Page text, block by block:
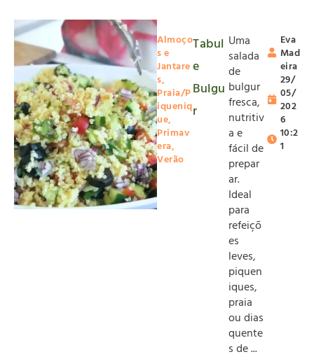
Almoço
s e
Jantare
s,
Praia/P
iqueniq
ue,
Primav
era,
Verão
Tabul
e
Bulgu
r
Uma
salada
de
bulgur
fresca,
nutritiv
a e
fácil de
prepar
ar.
Ideal
para
refeiçõ
es
leves,
piquen
iques,
praia
ou dias
quente
s de ...
Eva
Mad
eira
29/
05/
202
6
10:2
1